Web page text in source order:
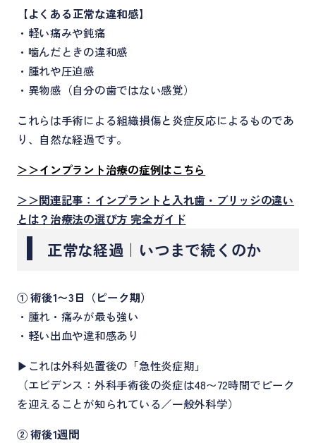
【よくある正常な違和感】
・軽い痛みや鈍痛
・噛んだときの違和感
・腫れや圧迫感
・異物感（自分の歯ではない感覚）
これらは手術による組織損傷と炎症反応によるものであ
り、自然な経過です。
＞＞インプラント治療の症例はこちら
＞＞関連記事：インプラントと入れ歯・ブリッジの違い
とは？治療法の選び方 完全ガイド
正常な経過｜いつまで続くのか
① 術後1〜3日（ピーク期）
・腫れ・痛みが最も強い
・軽い出血や違和感あり
▶これは外科処置後の「急性炎症期」
（エビデンス：外科手術後の炎症は48〜72時間でピーク
を迎えることが知られている／一般外科学）
② 術後1週間